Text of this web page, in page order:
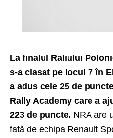
La finalul Raliului
s-a clasat pe locul 7 în
a adus cele 25 de
Rally Academy care a
223 de puncte. NRA are
față de echipa Renault